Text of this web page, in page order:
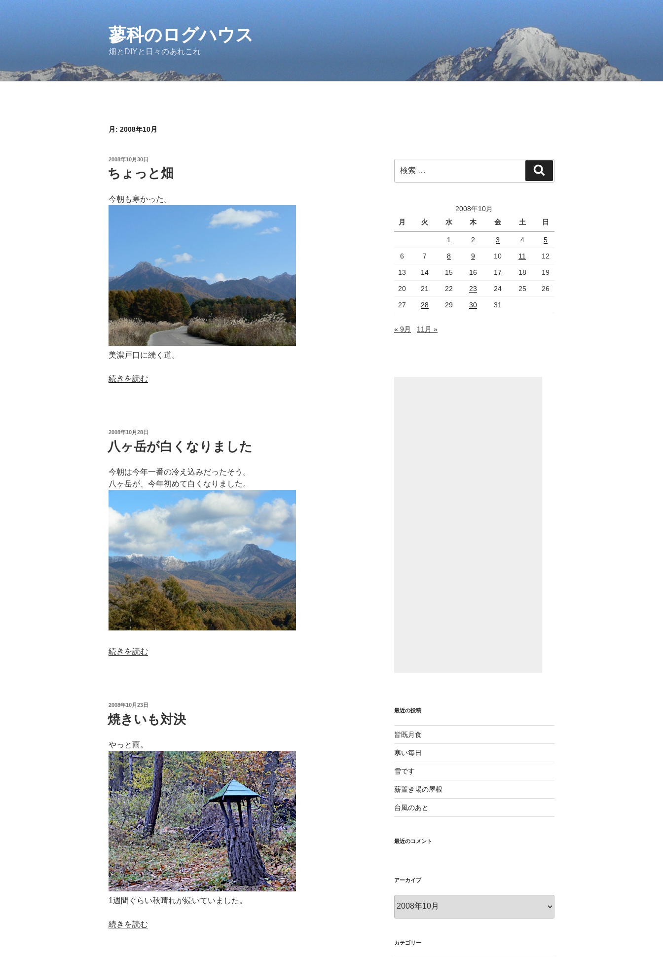
ス
蓼科のログハウス
畑とDIYと日々のあれこれ
月: 2008年10月
投
稿
日:
2008年10月30日
ちょっと畑
今朝も寒かった。
美濃戸口に続く道。
“ち
続きを読む
投
日:
2008年10月28日
八ヶ岳が白くなりました
今朝は今年一番の冷え込みだったそう。
八ヶ岳が、今年初めて白くなりました。
“八
な
ま
し
た”
の
続きを読む
投
稿
日:
2008年10月23日
焼きいも対決
やっと雨。
1週間ぐらい秋晴れが続いていました。
“焼
続きを読む
索:
索
2008年10月
月
火 水 木 金 土 日
1 2 3 4 5
6 7 8 9 10 11 12
13 14 15 16 17 18 19
20 21 22 23 24 25 26
27 28 29 30 31
« 9月 11月 »
最近の投稿
皆既月食
寒い毎日
雪です
薪置き場の屋根
台風のあと
最近のコメント
アーカイブ
ー
ブ
カテゴリー